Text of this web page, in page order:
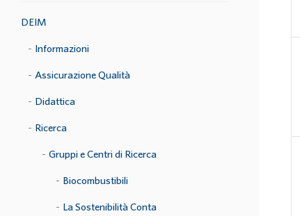
DEIM
Informazioni
Assicurazione Qualità
Didattica
Ricerca
Gruppi e Centri di Ricerca
Biocombustibili
La Sostenibilità Conta